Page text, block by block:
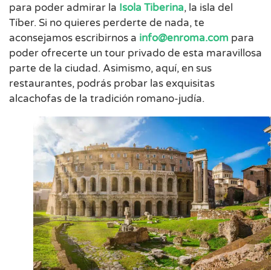
para poder admirar la Isola Tiberina, la isla del
Tíber. Si no quieres perderte de nada, te
aconsejamos escribirnos a info@enroma.com para
poder ofrecerte un tour privado de esta maravillosa
parte de la ciudad. Asimismo, aquí, en sus
restaurantes, podrás probar las exquisitas
alcachofas de la tradición romano-judía.